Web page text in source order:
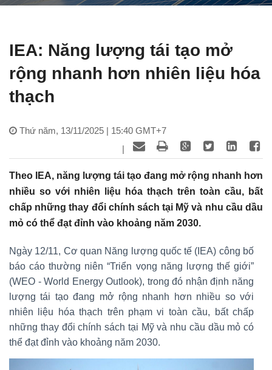
IEA: Năng lượng tái tạo mở
rộng nhanh hơn nhiên liệu hóa
thạch
Thứ năm, 13/11/2025 | 15:40 GMT+7
|
Theo IEA, năng lượng tái tạo đang mở rộng nhanh hơn
nhiều so với nhiên liệu hóa thạch trên toàn cầu, bất
chấp những thay đổi chính sách tại Mỹ và nhu cầu dầu
mỏ có thể đạt đỉnh vào khoảng năm 2030.
Ngày 12/11, Cơ quan Năng lượng quốc tế (IEA) công bố
báo cáo thường niên “Triển vọng năng lượng thế giới”
(WEO - World Energy Outlook), trong đó nhận định năng
lượng tái tạo đang mở rộng nhanh hơn nhiều so với
nhiên liệu hóa thạch trên phạm vi toàn cầu, bất chấp
những thay đổi chính sách tại Mỹ và nhu cầu dầu mỏ có
thể đạt đỉnh vào khoảng năm 2030.